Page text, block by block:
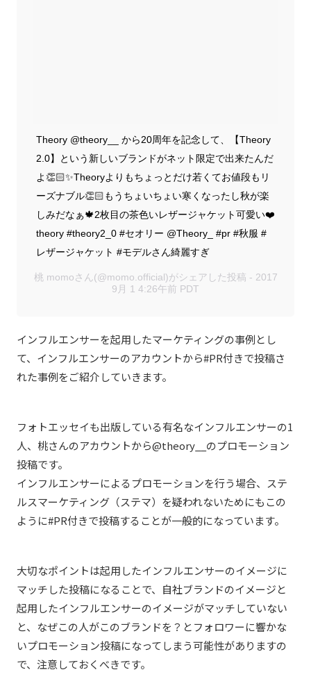
Theory @theory__ から20周年を記念して、【Theory
2.0】という新しいブランドがネット限定で出来たんだ
よ👏🏻✨Theoryよりもちょっとだけ若くてお値段もリ
ーズナブル👏🏻もうちょいちょい寒くなったし秋が楽
しみだなぁ🍁2枚目の茶色いレザージャケット可愛い❤️
theory #theory2_0 #セオリー @Theory_ #pr #秋服 #
レザージャケット #モデルさん綺麗すぎ
桃 momoさん(@momo.official)がシェアした投稿 - 2017
9月 1 4:26午前 PDT
インフルエンサーを起用したマーケティングの事例とし
て、インフルエンサーのアカウントから#PR付きで投稿さ
れた事例をご紹介していきます。
フォトエッセイも出版している有名なインフルエンサーの1
人、桃さんのアカウントから@theory__のプロモーション
投稿です。
インフルエンサーによるプロモーションを行う場合、ステ
ルスマーケティング（ステマ）を疑われないためにもこの
ように#PR付きで投稿することが一般的になっています。
大切なポイントは起用したインフルエンサーのイメージに
マッチした投稿になることで、自社ブランドのイメージと
起用したインフルエンサーのイメージがマッチしていない
と、なぜこの人がこのブランドを？とフォロワーに響かな
いプロモーション投稿になってしまう可能性がありますの
で、注意しておくべきです。